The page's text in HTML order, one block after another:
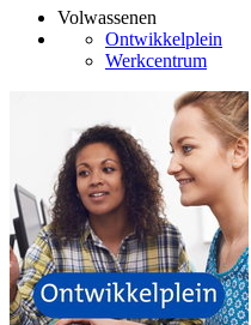
Volwassenen
Ontwikkelplein
Werkcentrum